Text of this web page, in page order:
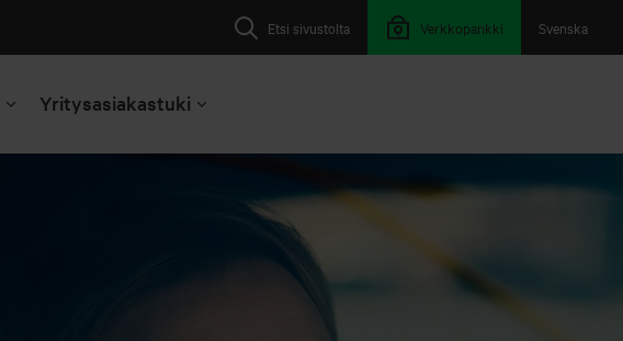
Svenska
Etsi sivustolta Verkkopankki
Yritysasiakastuki